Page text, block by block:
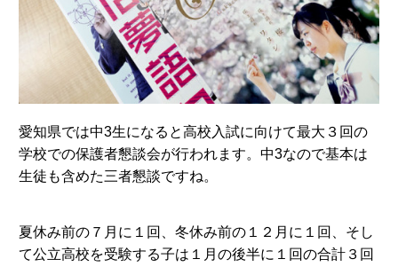
愛知県では中3生になると高校入試に向けて最大３回の
学校での保護者懇談会が行われます。中3なので基本は
生徒も含めた三者懇談ですね。
夏休み前の７月に１回、冬休み前の１２月に１回、そし
て公立高校を受験する子は１月の後半に１回の合計３回